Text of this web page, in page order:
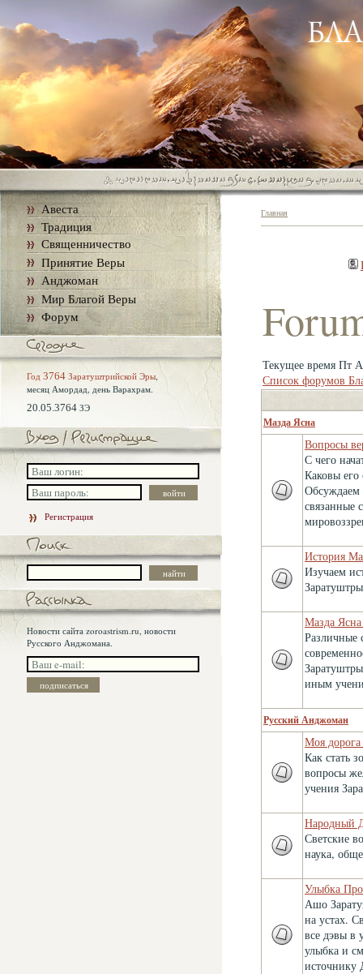
Авеста
Традиция
Священничество
Принятие Веры
Анджоман
Мир Благой Веры
Форум
Год 3764 Заратуштрийской Эры,
месяц Амордад, день Варахрам.
20.05.3764 ЗЭ
Регистрация
Новости сайта zoroastrism.ru, новости
Русского Анджомана.
Главная
Текущее время Пт
Список форумов
Мазда Ясна
Вопросы
С чего
Каковы
Обсуждаем
связанные
История
Изучаем
Мазда
Различные
иным
Русский Анджоман
Моя
Как стать
вопросы
учения
Народный
Светские
наука,
Улыбка
Ашо
на устах.
все дэвы в
улыбка и
источнику